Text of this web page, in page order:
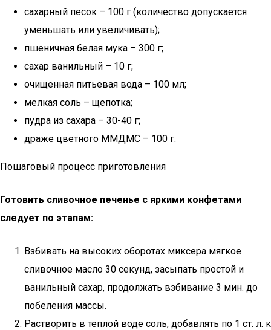
сахарный песок – 100 г (количество допускается
уменьшать или увеличивать);
пшеничная белая мука – 300 г;
сахар ванильный – 10 г;
очищенная питьевая вода – 100 мл;
мелкая соль – щепотка;
пудра из сахара – 30-40 г;
драже цветного ММДМС – 100 г.
Пошаговый процесс приготовления
Готовить сливочное печенье с яркими конфетами
следует по этапам:
Взбивать на высоких оборотах миксера мягкое
сливочное масло 30 секунд, засыпать простой и
ванильный сахар, продолжать взбивание 3 мин. до
побеления массы.
Растворить в теплой воде соль, добавлять по 1 ст. л. к